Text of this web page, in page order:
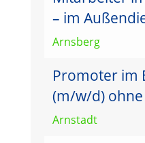
– im
Arnsberg
Promoter im
(m/w/d)
Arnstadt